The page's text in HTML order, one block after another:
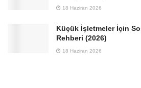
18 Haziran 2026
Küçük İşletmeler İçin
Rehberi (2026)
18 Haziran 2026